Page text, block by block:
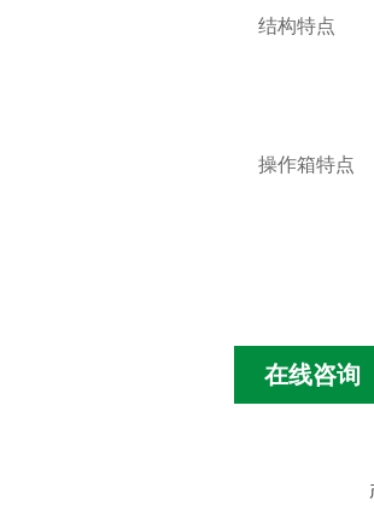
结构特点
操作箱特点
在线咨询